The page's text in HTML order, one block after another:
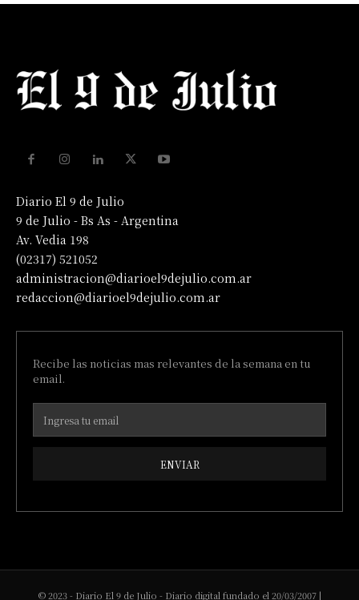
Diario El 9 de Julio
9 de Julio - Bs As - Argentina
Av. Vedia 198
(02317) 521052
administracion@diarioel9dejulio.com.ar
redaccion@diarioel9dejulio.com.ar
Recibe las noticias mas relevantes de la semana en tu
email.
ENVIAR
© 2023 - Diario El 9 de Julio - Diario digital fundado el 20/03/2007 |